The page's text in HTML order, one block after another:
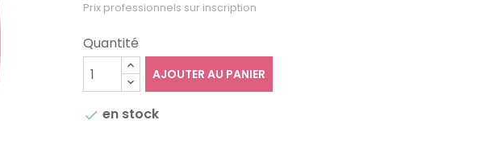
Prix professionnels sur inscription
Quantité
AJOUTER AU PANIER
 en stock